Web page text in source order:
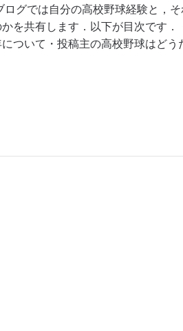
グでは自分の高校野球経験と，
を共有します．以下が目次です
ついて・投稿主の高校野球はど